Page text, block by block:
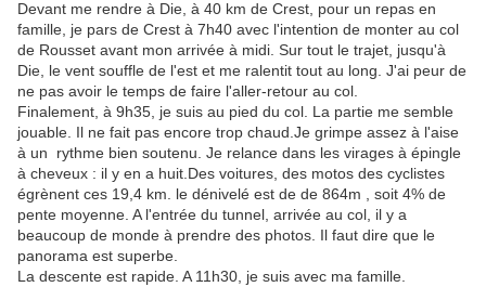
Devant me rendre à Die, à 40 km de Crest, pour un repas en
famille, je pars de Crest à 7h40 avec l'intention de monter au col
de Rousset avant mon arrivée à midi. Sur tout le trajet, jusqu'à
Die, le vent souffle de l'est et me ralentit tout au long. J'ai peur de
ne pas avoir le temps de faire l'aller-retour au col.
Finalement, à 9h35, je suis au pied du col. La partie me semble
jouable. Il ne fait pas encore trop chaud.Je grimpe assez à l'aise
à un rythme bien soutenu. Je relance dans les virages à épingle
à cheveux : il y en a huit.Des voitures, des motos des cyclistes
égrènent ces 19,4 km. le dénivelé est de de 864m , soit 4% de
pente moyenne. A l'entrée du tunnel, arrivée au col, il y a
beaucoup de monde à prendre des photos. Il faut dire que le
panorama est superbe.
La descente est rapide. A 11h30, je suis avec ma famille.